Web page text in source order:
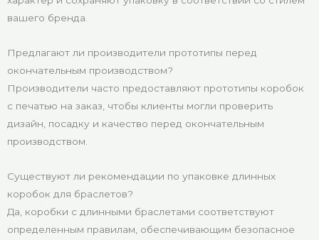
вашего бренда.
Предлагают ли производители прототипы перед
окончательным производством?
Производители часто предоставляют прототипы коробок
с печатью на заказ, чтобы клиенты могли проверить
дизайн, посадку и качество перед окончательным
производством.
Существуют ли рекомендации по упаковке длинных
коробок для браслетов?
Да, коробки с длинными браслетами соответствуют
определенным правилам, обеспечивающим безопасное